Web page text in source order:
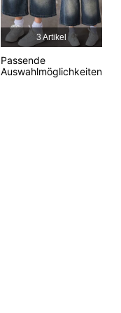
4,90
4,90
3 Artikel
Passende
Auswahlmöglichkeiten